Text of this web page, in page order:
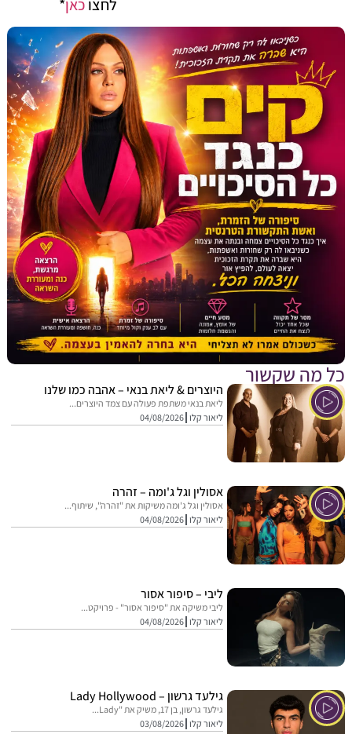
לחצוכאן*
שקשור
היוצרים & ליאת בנאי – אהבה כמו שלנו
ליאת בנאי משתפת פעולה עם צמד היוצרים...
ליאור קלו 04/08/2026
אסולין וגל ג'ומה – זהרה
אסולין וגל ג'ומה משיקות את "זהרה", שיתוף...
ליאור קלו 04/08/2026
ליבי – סיפור אסור
ליבי משיקה את "סיפור אסור" - פרויקט...
ליאור קלו 04/08/2026
גילעד גרשון – Lady Hollywood
גילעד גרשון, בן 17, משיק את "Lady...
ליאור קלו 03/08/2026